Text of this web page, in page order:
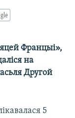
Францыі»,
на
Другой
5